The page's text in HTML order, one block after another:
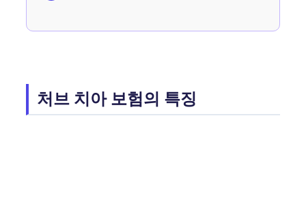
처브 치아 보험의 특징